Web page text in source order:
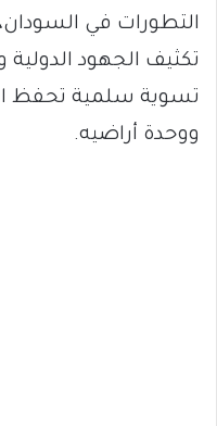
التطورات في
تكثيف الجهود الدولية
تسوية سلمية تحفظ
ووحدة أراضيه.